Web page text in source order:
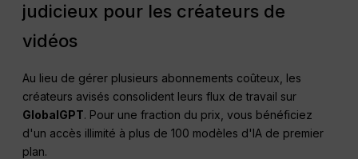
judicieux pour les créateurs de
vidéos
Au lieu de gérer plusieurs abonnements coûteux, les
créateurs avisés consolident leurs flux de travail sur
GlobalGPT. Pour une fraction du prix, vous bénéficiez
d'un accès illimité à plus de 100 modèles d'IA de premier
plan.